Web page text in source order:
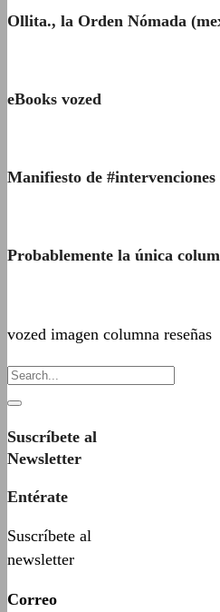
Ollita., la Orden Nómada
eBooks vozed
Manifiesto de #intervenciones
Probablemente la única
vozed imagen columna reseñas
Suscríbete al
Newsletter
Entérate
Suscríbete al
newsletter
Correo